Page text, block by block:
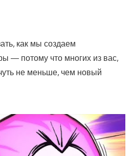
как мы создаем
— потому что многих из вас,
не меньше, чем новый